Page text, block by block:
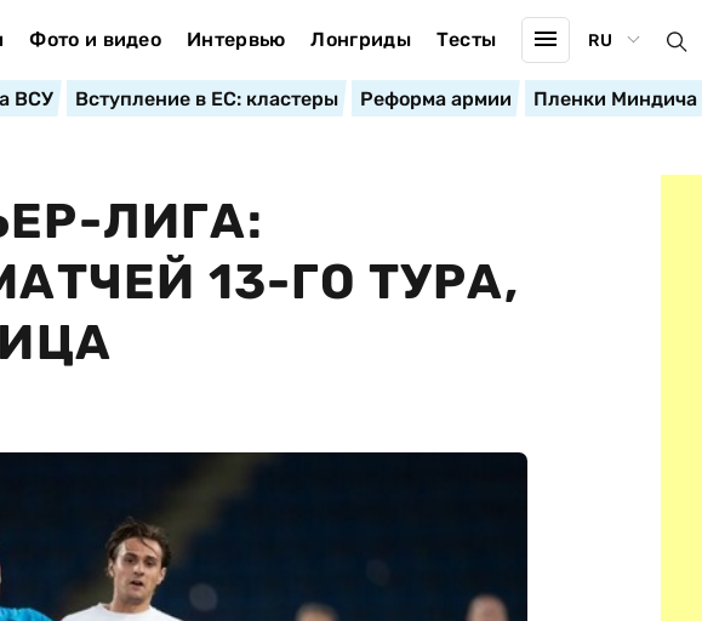
Фото и видео Интервью Лонгриды Тесты RU
ВСУ Вступление в ЕС: кластеры Реформа армии Пленки Миндича
ЛИГА:
13-ГО ТУРА,